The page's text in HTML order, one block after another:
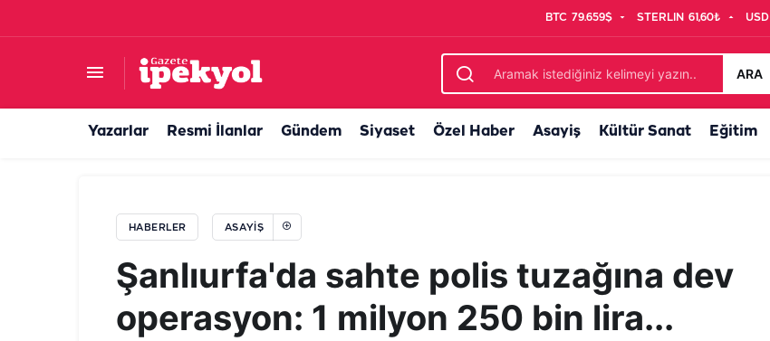
BTC 79.659$ STERLIN 61,60₺ USD
ARA
Yazarlar Resmi İlanlar Gündem Siyaset Özel Haber Asayiş Kültür Sanat Eğitim
HABERLER ASAYIŞ
Şanlıurfa'da sahte polis tuzağına dev
operasyon: 1 milyon 250 bin lira...
Şanlıurfa'dan Konya'ya giden aileyi kaza ayırdı: Anne ve 3 yaşındaki oğlu...